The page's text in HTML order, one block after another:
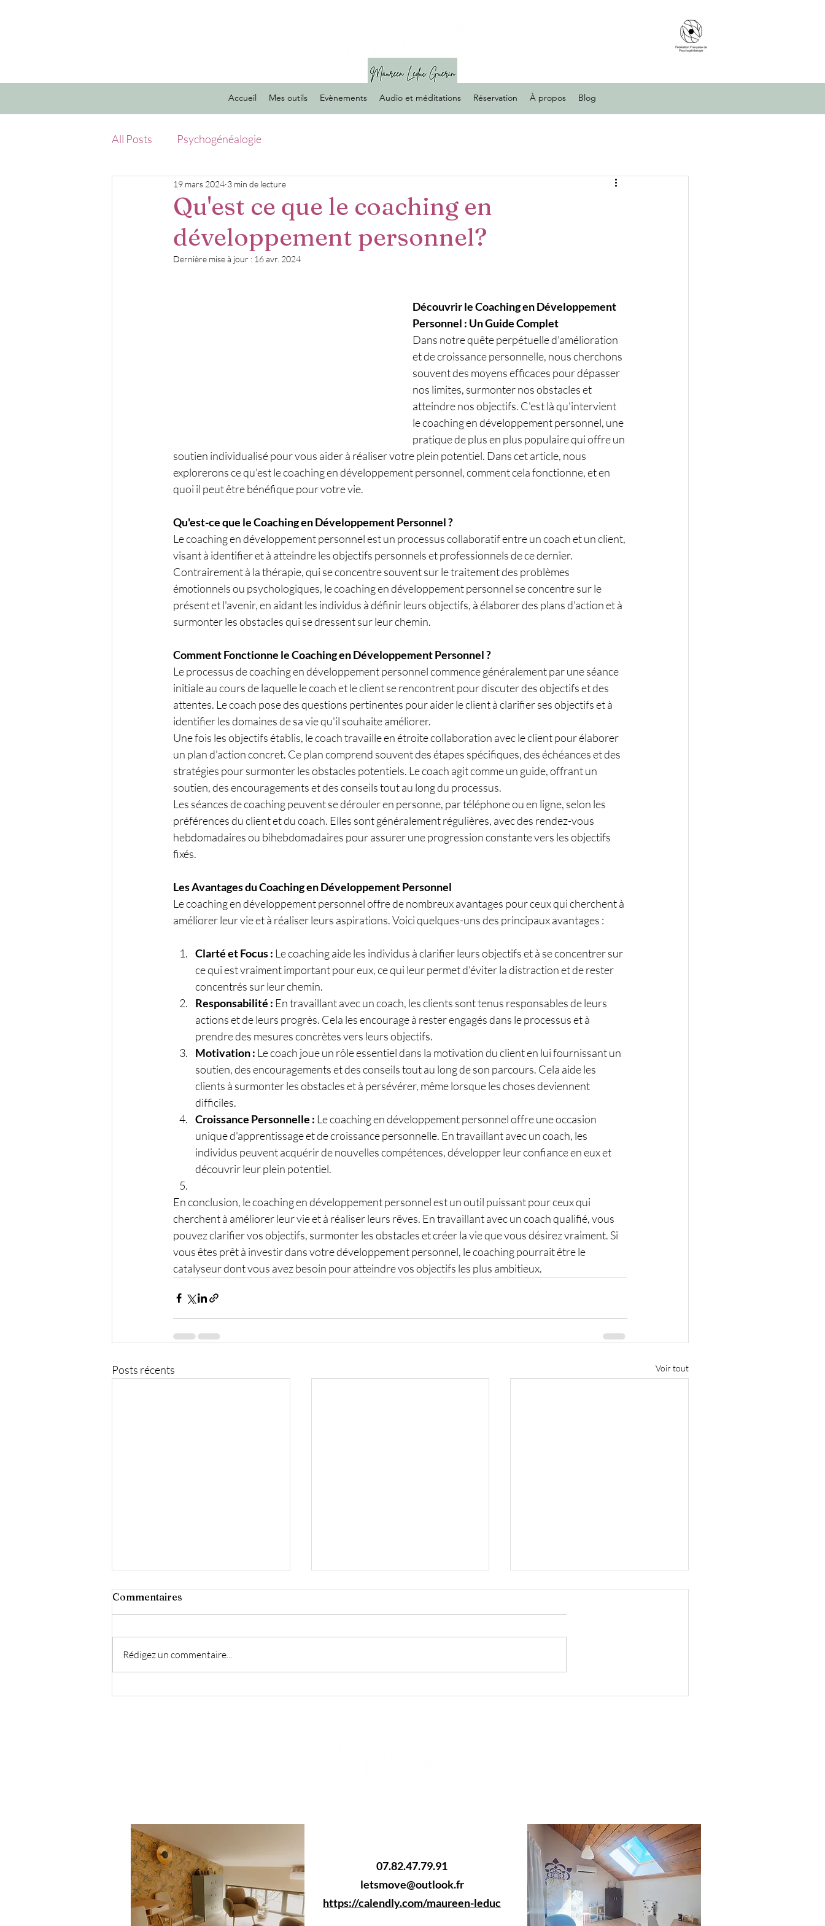
Accueil Mes outils Evènements Audio et méditations Réservation À propos Blog
All Posts Psychogénéalogie
Qu'est ce que le coaching en
développement personnel?
19 mars 2024 3 min de lecture
Dernière mise à jour : 16 avr. 2024
Découvrir le Coaching en Développement
Personnel : Un Guide Complet
Dans notre quête perpétuelle d'amélioration
et de croissance personnelle, nous cherchons
souvent des moyens efficaces pour dépasser
nos limites, surmonter nos obstacles et
atteindre nos objectifs. C'est là qu'intervient
le coaching en développement personnel, une
pratique de plus en plus populaire qui offre un
soutien individualisé pour vous aider à réaliser votre plein potentiel. Dans cet article, nous
explorerons ce qu'est le coaching en développement personnel, comment cela fonctionne, et en
quoi il peut être bénéfique pour votre vie.
Qu'est-ce que le Coaching en Développement Personnel ?
Le coaching en développement personnel est un processus collaboratif entre un coach et un client,
visant à identifier et à atteindre les objectifs personnels et professionnels de ce dernier.
Contrairement à la thérapie, qui se concentre souvent sur le traitement des problèmes
émotionnels ou psychologiques, le coaching en développement personnel se concentre sur le
présent et l'avenir, en aidant les individus à définir leurs objectifs, à élaborer des plans d'action et à
surmonter les obstacles qui se dressent sur leur chemin.
Comment Fonctionne le Coaching en Développement Personnel ?
Le processus de coaching en développement personnel commence généralement par une séance
initiale au cours de laquelle le coach et le client se rencontrent pour discuter des objectifs et des
attentes. Le coach pose des questions pertinentes pour aider le client à clarifier ses objectifs et à
identifier les domaines de sa vie qu'il souhaite améliorer.
Une fois les objectifs établis, le coach travaille en étroite collaboration avec le client pour élaborer
un plan d'action concret. Ce plan comprend souvent des étapes spécifiques, des échéances et des
stratégies pour surmonter les obstacles potentiels. Le coach agit comme un guide, offrant un
soutien, des encouragements et des conseils tout au long du processus.
Les séances de coaching peuvent se dérouler en personne, par téléphone ou en ligne, selon les
préférences du client et du coach. Elles sont généralement régulières, avec des rendez-vous
hebdomadaires ou bihebdomadaires pour assurer une progression constante vers les objectifs
fixés.
Les Avantages du Coaching en Développement Personnel
Le coaching en développement personnel offre de nombreux avantages pour ceux qui cherchent à
améliorer leur vie et à réaliser leurs aspirations. Voici quelques-uns des principaux avantages :
Clarté et Focus : Le coaching aide les individus à clarifier leurs objectifs et à se concentrer sur
ce qui est vraiment important pour eux, ce qui leur permet d'éviter la distraction et de rester
concentrés sur leur chemin.
Responsabilité : En travaillant avec un coach, les clients sont tenus responsables de leurs
actions et de leurs progrès. Cela les encourage à rester engagés dans le processus et à
prendre des mesures concrètes vers leurs objectifs.
Motivation : Le coach joue un rôle essentiel dans la motivation du client en lui fournissant un
soutien, des encouragements et des conseils tout au long de son parcours. Cela aide les
clients à surmonter les obstacles et à persévérer, même lorsque les choses deviennent
difficiles.
Croissance Personnelle : Le coaching en développement personnel offre une occasion
unique d'apprentissage et de croissance personnelle. En travaillant avec un coach, les
individus peuvent acquérir de nouvelles compétences, développer leur confiance en eux et
découvrir leur plein potentiel.
En conclusion, le coaching en développement personnel est un outil puissant pour ceux qui
cherchent à améliorer leur vie et à réaliser leurs rêves. En travaillant avec un coach qualifié, vous
pouvez clarifier vos objectifs, surmonter les obstacles et créer la vie que vous désirez vraiment. Si
vous êtes prêt à investir dans votre développement personnel, le coaching pourrait être le
catalyseur dont vous avez besoin pour atteindre vos objectifs les plus ambitieux.
Posts récents Voir tout
Commentaires
Rédigez un commentaire...
07.82.47.79.91
letsmove@outlook.fr
https://calendly.com/maureen-leduc